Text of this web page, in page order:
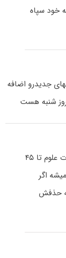
خود سپاه
محلهای جدیدرو اضافه
سلام ندا نه رشته ها اعلام میشه ولی وزارت علوم تا ۴۵
اگر
حذفش